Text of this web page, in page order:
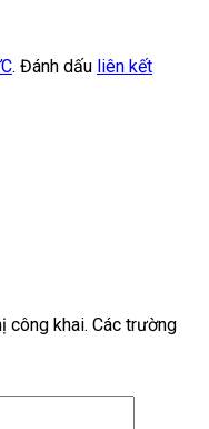
. Đánh dấu liên kết
công khai. Các trường